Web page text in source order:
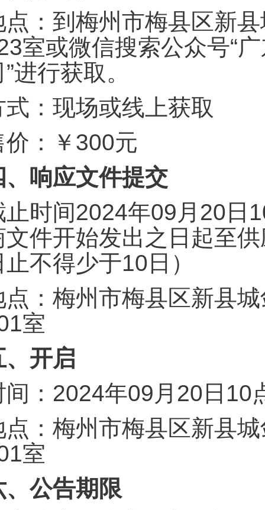
点：到梅州市梅县区新
室或微信搜索公众号“
进行获取。
式：现场或线上获取
价：￥300元
、响应文件提交
止时间2024年09月20日
文件开始发出之日起至
止不得少于10日）
点：梅州市梅县区新县
室
、开启
间：2024年09月20日10
点：梅州市梅县区新县
室
、公告期限